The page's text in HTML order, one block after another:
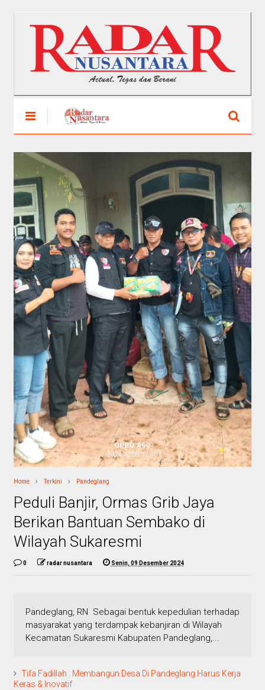
Home Terkini Pandeglang
Peduli Banjir, Ormas Grib Jaya
Berikan Bantuan Sembako di
Wilayah Sukaresmi
0 radar nusantara Senin, 09 Desember 2024
Pandeglang, RN Sebagai bentuk kepedulian terhadap
masyarakat yang terdampak kebanjiran di Wilayah
Kecamatan Sukaresmi Kabupaten Pandeglang,...
Tifa Fadillah : Membangun Desa Di Pandeglang Harus Kerja
Keras & Inovatif